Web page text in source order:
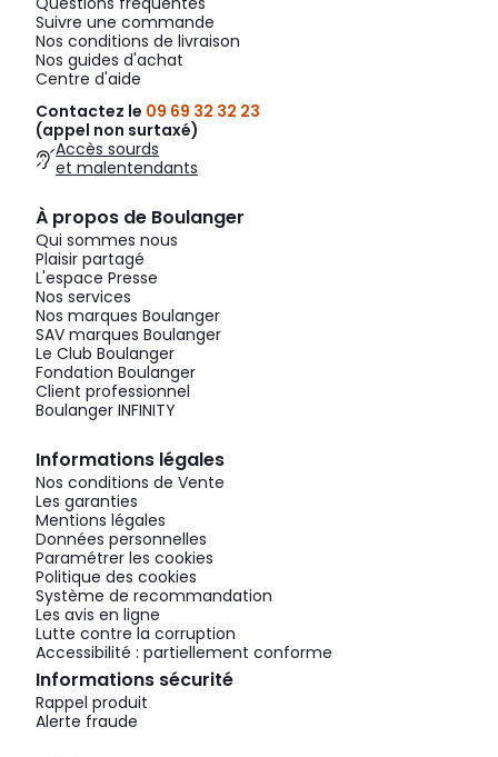
Suivre une commande
Nos conditions de livraison
Nos guides d'achat
Centre d'aide
Contactez le 09 69 32 32 23
(appel non surtaxé)
Accès sourds
et malentendants
À propos de Boulanger
Qui sommes nous
Plaisir partagé
L'espace Presse
Nos services
Nos marques Boulanger
SAV marques Boulanger
Le Club Boulanger
Fondation Boulanger
Client professionnel
Boulanger INFINITY
Informations légales
Nos conditions de Vente
Les garanties
Mentions légales
Données personnelles
Paramétrer les cookies
Politique des cookies
Système de recommandation
Les avis en ligne
Lutte contre la corruption
Accessibilité : partiellement conforme
Informations sécurité
Rappel produit
Alerte fraude